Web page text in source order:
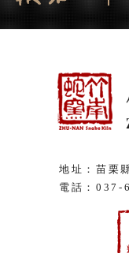
地址：苗栗
電話：037-